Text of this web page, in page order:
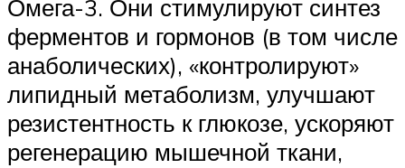
Омега-3. Они стимулируют синтез
ферментов и гормонов (в том числе
анаболических), «контролируют»
липидный метаболизм, улучшают
резистентность к глюкозе, ускоряют
регенерацию мышечной ткани,